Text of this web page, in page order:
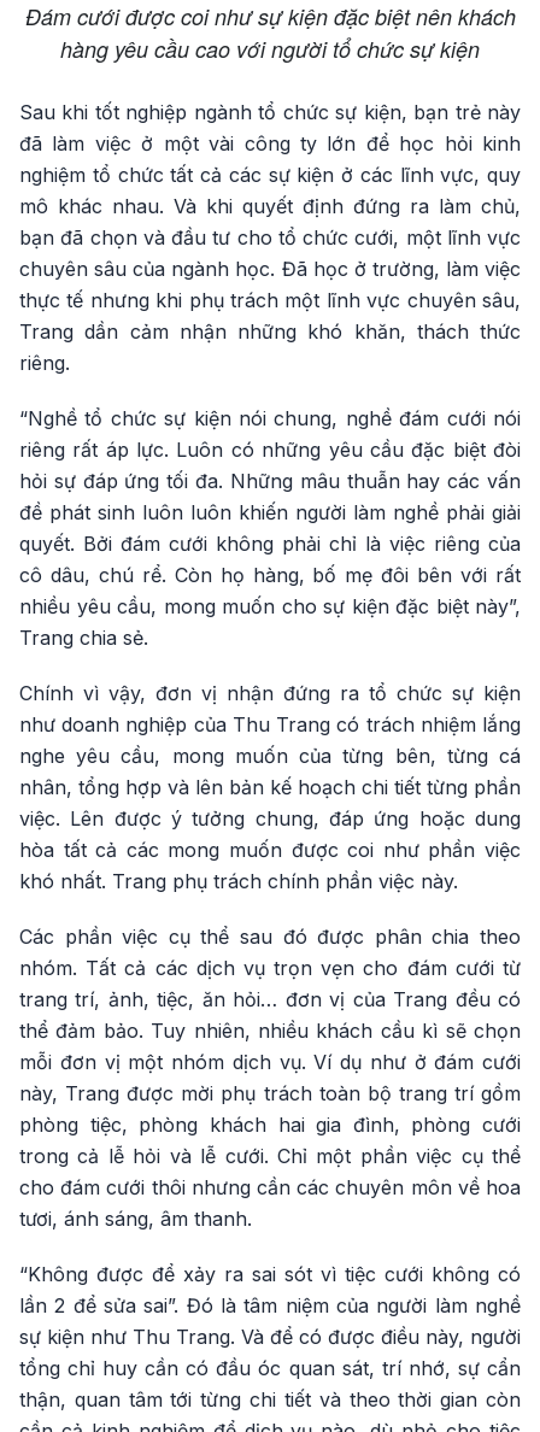
Đám cưới được coi như sự kiện đặc biệt nên khách
hàng yêu cầu cao với người tổ chức sự kiện
Sau khi tốt nghiệp ngành tổ chức sự kiện, bạn trẻ này
đã làm việc ở một vài công ty lớn để học hỏi kinh
nghiệm tổ chức tất cả các sự kiện ở các lĩnh vực, quy
mô khác nhau. Và khi quyết định đứng ra làm chủ,
bạn đã chọn và đầu tư cho tổ chức cưới, một lĩnh vực
chuyên sâu của ngành học. Đã học ở trường, làm việc
thực tế nhưng khi phụ trách một lĩnh vực chuyên sâu,
Trang dần cảm nhận những khó khăn, thách thức
riêng.
“Nghề tổ chức sự kiện nói chung, nghề đám cưới nói
riêng rất áp lực. Luôn có những yêu cầu đặc biệt đòi
hỏi sự đáp ứng tối đa. Những mâu thuẫn hay các vấn
đề phát sinh luôn luôn khiến người làm nghề phải giải
quyết. Bởi đám cưới không phải chỉ là việc riêng của
cô dâu, chú rể. Còn họ hàng, bố mẹ đôi bên với rất
nhiều yêu cầu, mong muốn cho sự kiện đặc biệt này”,
Trang chia sẻ.
Chính vì vậy, đơn vị nhận đứng ra tổ chức sự kiện
như doanh nghiệp của Thu Trang có trách nhiệm lắng
nghe yêu cầu, mong muốn của từng bên, từng cá
nhân, tổng hợp và lên bản kế hoạch chi tiết từng phần
việc. Lên được ý tưởng chung, đáp ứng hoặc dung
hòa tất cả các mong muốn được coi như phần việc
khó nhất. Trang phụ trách chính phần việc này.
Các phần việc cụ thể sau đó được phân chia theo
nhóm. Tất cả các dịch vụ trọn vẹn cho đám cưới từ
trang trí, ảnh, tiệc, ăn hỏi… đơn vị của Trang đều có
thể đảm bảo. Tuy nhiên, nhiều khách cầu kì sẽ chọn
mỗi đơn vị một nhóm dịch vụ. Ví dụ như ở đám cưới
này, Trang được mời phụ trách toàn bộ trang trí gồm
phòng tiệc, phòng khách hai gia đình, phòng cưới
trong cả lễ hỏi và lễ cưới. Chỉ một phần việc cụ thể
cho đám cưới thôi nhưng cần các chuyên môn về hoa
tươi, ánh sáng, âm thanh.
“Không được để xảy ra sai sót vì tiệc cưới không có
lần 2 để sửa sai”. Đó là tâm niệm của người làm nghề
sự kiện như Thu Trang. Và để có được điều này, người
tổng chỉ huy cần có đầu óc quan sát, trí nhớ, sự cẩn
thận, quan tâm tới từng chi tiết và theo thời gian còn